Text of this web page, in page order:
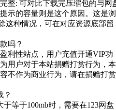
整: 可对比下载完压缩包的与网
示的容量则是这个原因。这是浏
这种情况，可在对应资源底部留
吗？
利性站点，用户充值开通VIP功
用户对于本站捐赠打赏行为，本
不作为商业行为，请在捐赠打赏
？
等于100mb时，需要在123网盘